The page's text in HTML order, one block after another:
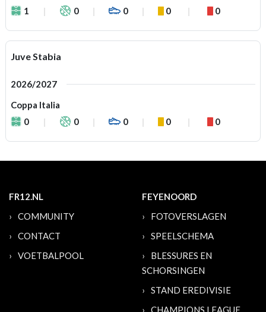
1
0 0 0 0
Juve Stabia
2026/2027
Coppa Italia
0
0 0 0 0
FR12.NL
COMMUNITY
CONTACT
VOETBALPOOL
FEYENOORD
FOTOVERSLAGEN
SPEELSCHEMA
BLESSURES EN
SCHORSINGEN
STAND EREDIVISIE
CHAMPIONS LEAGUE